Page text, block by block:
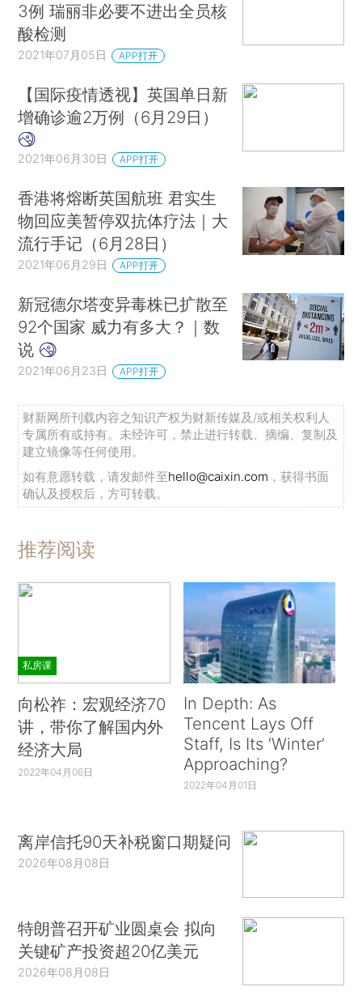
3例 瑞丽非必要不进出全员核
酸检测
2021年07月05日 APP打开
【国际疫情透视】英国单日新
增确诊逾2万例（6月29日）
2021年06月30日 APP打开
香港将熔断英国航班 君实生
物回应美暂停双抗体疗法｜大
流行手记（6月28日）
2021年06月29日 APP打开
新冠德尔塔变异毒株已扩散至
92个国家 威力有多大？｜数
说
2021年06月23日 APP打开
财新网所刊载内容之知识产权为财新传媒及/或相关权利人
专属所有或持有。未经许可，禁止进行转载、摘编、复制及
建立镜像等任何使用。
如有意愿转载，请发邮件至hello@caixin.com ，获得书面
确认及授权后，方可转载。
推荐阅读
私房课
向松祚：宏观经济70
讲，带你了解国内外
经济大局
2022年04月06日
In Depth: As
Tencent Lays Off
Staff, Is Its ‘Winter’
Approaching?
2022年04月01日
离岸信托90天补税窗口期疑问
2026年08月08日
特朗普召开矿业圆桌会 拟向
关键矿产投资超20亿美元
2026年08月08日